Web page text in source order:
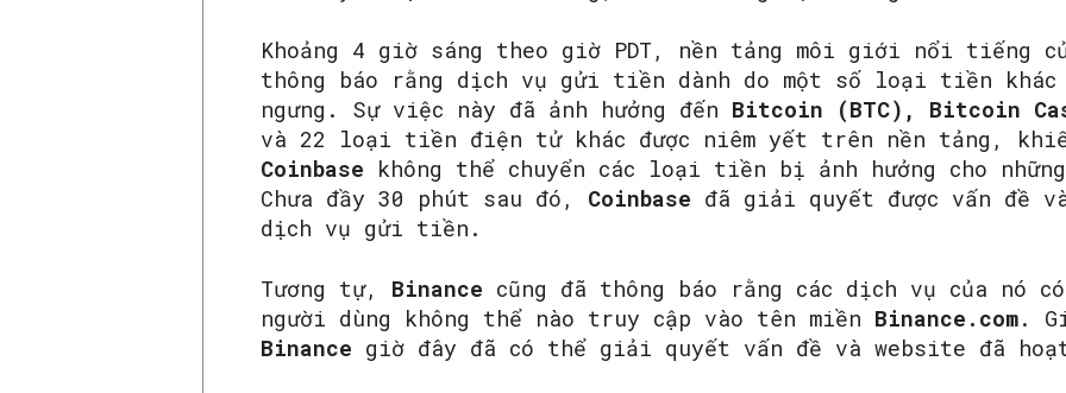
Khoảng 4 giờ sáng theo giờ PDT, nền tảng môi giới nổi tiếng
thông báo rằng dịch vụ gửi tiền dành do một số loại tiền khác
ngưng. Sự việc này đã ảnh hưởng đến Bitcoin (BTC), Bitcoin
và 22 loại tiền điện tử khác được niêm yết trên nền tảng,
Coinbase không thể chuyển các loại tiền bị ảnh hưởng cho
Chưa đầy 30 phút sau đó,
Coinbase đã giải quyết được vấn đề
dịch vụ gửi tiền.
Tương tự, Binance cũng đã thông báo rằng các dịch vụ của nó
người dùng không thể nào truy cập vào tên miền Binance.com.
Binance giờ đây đã có thể giải quyết vấn đề và website đã